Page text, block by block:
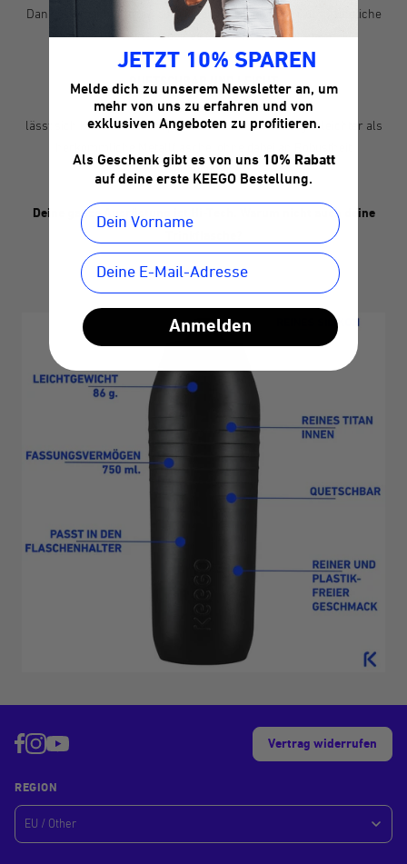
Dank einem Innenleben aus reinem Titan, bleibt der ursprüngliche
Geschmack deines Getränks erhalten.
QUETSCHBAR UND LEICHT
Dank des elastischen Titans
lässt sich KEEGO einfach quetschen und ist um einiges leichter als
einzubüßen.
Deine ganze Ausrüstung ist Hi-Tech. Warum nicht auch deine
Vertrag widerrufen
REGION
JETZT 10% SPAREN
Melde dich zu unserem Newsletter an, um
mehr von uns zu erfahren und von
exklusiven Angeboten zu profitieren.
Als Geschenk gibt es von uns 10% Rabatt
auf deine erste KEEGO Bestellung.
Anmelden